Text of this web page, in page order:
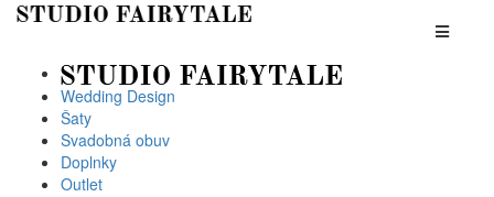
Wedding Design
Šaty
Svadobná obuv
Doplnky
Outlet